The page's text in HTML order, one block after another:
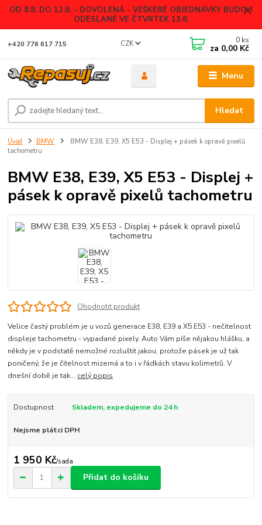
OD 8.8. DO 12.8. - DOVOLENÁ - VEŠKERÉ OBJEDNÁVKY BUDOU
ODESLANÉ VE ČTVRTEK 13.8.
Menu
CZK
Hledat
+420 776 617 715 0 ks
za 0,00 Kč
Úvod BMW
BMW E38, E39, X5 E53 - Displej + pásek k opravě pixelů
tachometru
BMW E38, E39, X5 E53 - Displej +
pásek k opravě pixelů tachometru
Ohodnotit produkt
Velice častý problém je u vozů generace E38, E39 a X5 E53 - nečitelnost
displeje tachometru - vypadané pixely. Auto Vám píše nějakou hlášku, a
někdy je v podstatě nemožné rozluštit jakou, protože pásek je už tak
poničený, že je čitelnost mizerná a to i v řádkách stavu kolimetrů. V
dnešní době je tak... celý popis
Dostupnost Skladem, expedujeme do 24 h
Nejsme plátci DPH
1 950 Kč/sada
Přidat do košíku